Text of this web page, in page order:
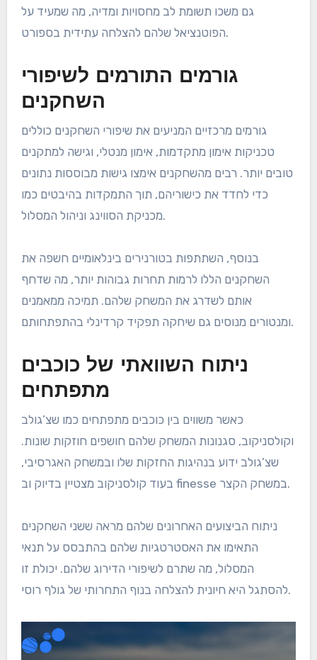
גם משכו תשומת לב מחסויות ומדיה, מה שמעיד על
הפוטנציאל שלהם להצלחה עתידית בספורט.
גורמים התורמים לשיפורי
השחקנים
גורמים מרכזיים המניעים את שיפורי השחקנים כוללים
טכניקות אימון מתקדמות, אימון מנטלי, וגישה למתקנים
טובים יותר. רבים מהשחקנים אימצו גישות מבוססות נתונים
כדי לחדד את כישוריהם, תוך התמקדות בהיבטים כמו
מכניקת הסווינג וניהול המסלול.
בנוסף, השתתפות בטורנירים בינלאומיים חשפה את
השחקנים הללו לרמות תחרות גבוהות יותר, מה שדחף
אותם לשדרג את המשחק שלהם. תמיכה ממאמנים
ומנטורים מנוסים גם שיחקה תפקיד קרדינלי בהתפתחותם.
ניתוח השוואתי של כוכבים
מתפתחים
כאשר משווים בין כוכבים מתפתחים כמו שצ’גולב
וקולסניקוב, סגנונות המשחק שלהם חושפים חוזקות שונות.
שצ’גולב ידוע בנהיגות החזקות שלו ובמשחק האגרסיבי,
בעוד קולסניקוב מצטיין בדיוק וב finesse במשחק הקצר.
ניתוח הביצועים האחרונים שלהם מראה ששני השחקנים
התאימו את האסטרטגיות שלהם בהתבסס על תנאי
המסלול, מה שתרם לשיפורי הדירוג שלהם. יכולת זו
להסתגל היא חיונית להצלחה בנוף התחרותי של גולף רוסי.